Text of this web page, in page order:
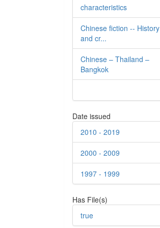
characteristics
Chinese fiction -- History
and cr...
Chinese – Thailand –
Bangkok
Date issued
2010 - 2019
2000 - 2009
1997 - 1999
Has File(s)
true